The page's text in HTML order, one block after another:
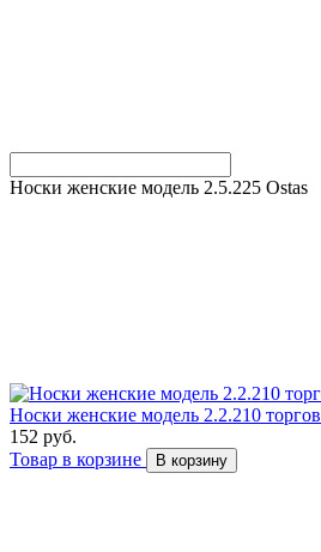
Носки женские модель 2.5.225 Ostas
Носки женские модель 2.2.210
152 руб.
Товар в корзине
В корзину